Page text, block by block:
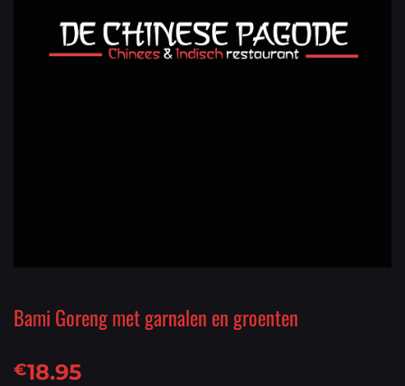
Bami Goreng met garnalen en groenten
€18.95